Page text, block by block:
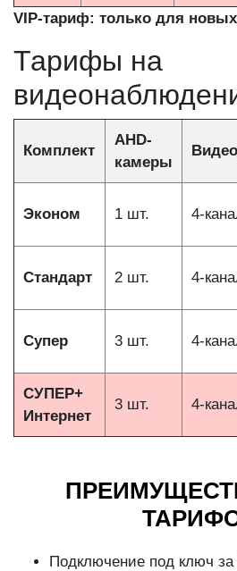
VIP-тариф: только для
Тарифы на
Комплект
AHD-
камеры
Эконом 1 шт. 4-
Стандарт 2 шт. 4-
Супер 3 шт. 4-
СУПЕР+
Интернет
3 шт. 4-
Подключение под ключ за